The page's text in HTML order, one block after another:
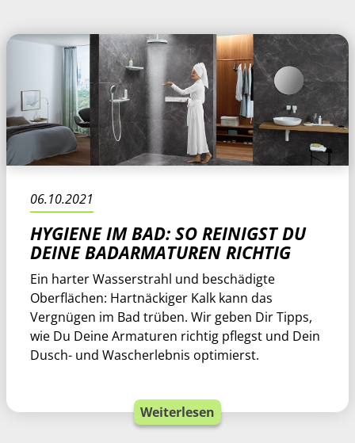
06.10.2021
HYGIENE IM BAD: SO REINIGST DU
DEINE BADARMATUREN RICHTIG
Ein harter Wasserstrahl und beschädigte
Oberflächen: Hartnäckiger Kalk kann das
Vergnügen im Bad trüben. Wir geben Dir Tipps,
wie Du Deine Armaturen richtig pflegst und Dein
Dusch- und Wascherlebnis optimierst.
Weiterlesen